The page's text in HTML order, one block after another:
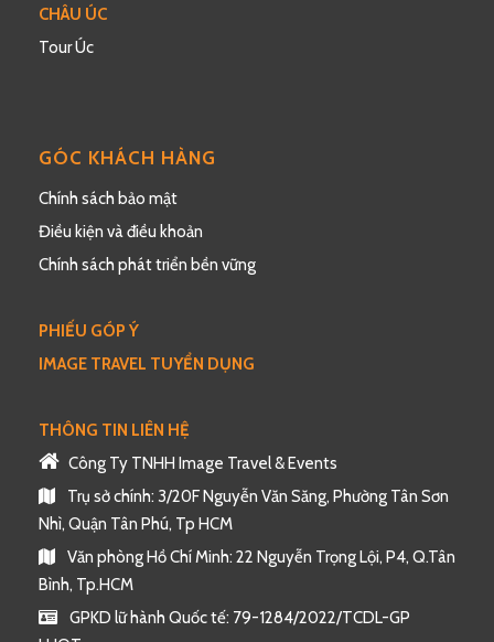
CHÂU ÚC
Tour Úc
GÓC KHÁCH HÀNG
Chính sách bảo mật
Điều kiện và điều khoản
Chính sách phát triển bền vững
PHIẾU GÓP Ý
IMAGE TRAVEL TUYỂN DỤNG
THÔNG TIN LIÊN HỆ
Công Ty TNHH Image Travel & Events
Trụ sở chính: 3/20F Nguyễn Văn Săng, Phường Tân Sơn
Nhì, Quận Tân Phú, Tp HCM
Văn phòng Hồ Chí Minh: 22 Nguyễn Trọng Lội, P4, Q.Tân
Bình, Tp.HCM
GPKD lữ hành Quốc tế: 79-1284/2022/TCDL-GP